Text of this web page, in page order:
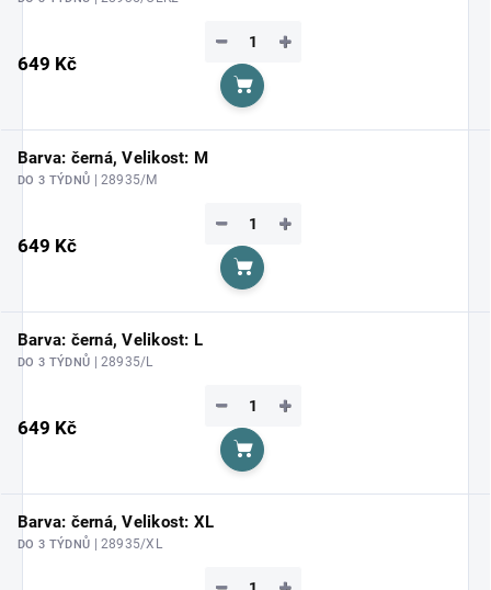
649 Kč
+
−
Do košíku
Barva: černá, Velikost: M
DO 3 TÝDNŮ | 28935/M
649 Kč
+
−
Do košíku
Barva: černá, Velikost: L
DO 3 TÝDNŮ | 28935/L
649 Kč
+
−
Do košíku
Barva: černá, Velikost: XL
DO 3 TÝDNŮ | 28935/XL